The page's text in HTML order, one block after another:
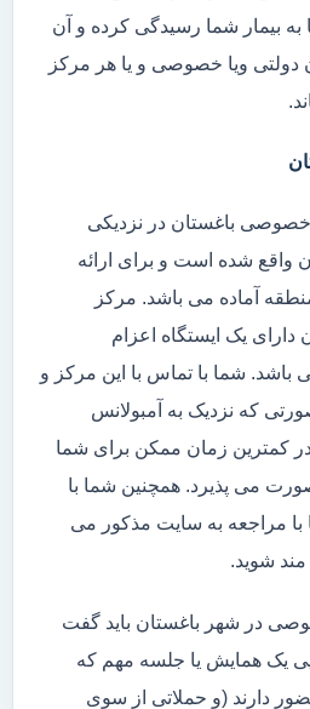
به بیمار شما رسیدگی کرده و آن
دولتی ویا خصوصی و یا هر مرکز
خصوصی باغستان در نزدیکی
واقع شده است و برای ارائه
آماده می باشد. مرکز
دارای یک ایستگاه اعزام
باشد. شما با تماس با این مرکز و
که نزدیک به آمبولانس
کمترین زمان ممکن برای شما
می پذیرد. همچنین شما با
با مراجعه به سایت مذکور می
مند شوید.
در شهر باغستان باید گفت
یک همایش یا جلسه مهم که
دارند (و حملاتی از سوی